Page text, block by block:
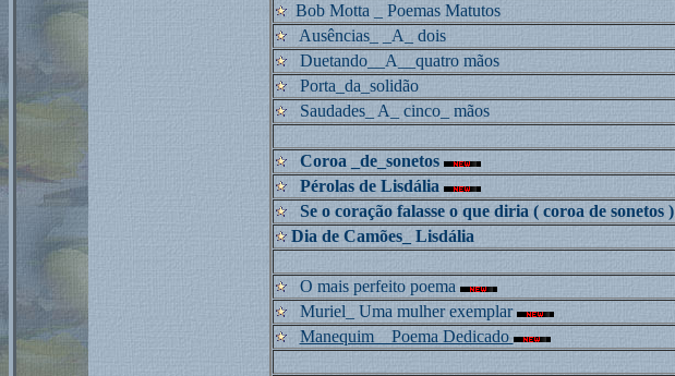
Bob Motta _ Poemas Matutos
Ausências_ _A_ dois
Duetando__A__quatro mãos
Porta_da_solidão
Saudades_ A_ cinco_ mãos
Coroa _de_sonetos
Pérolas de Lisdália
Se o coração falasse o que diria ( coroa de sonetos )
Dia de Camões_ Lisdália
O mais perfeito poema
Muriel_ Uma mulher exemplar
Manequim__Poema Dedicado